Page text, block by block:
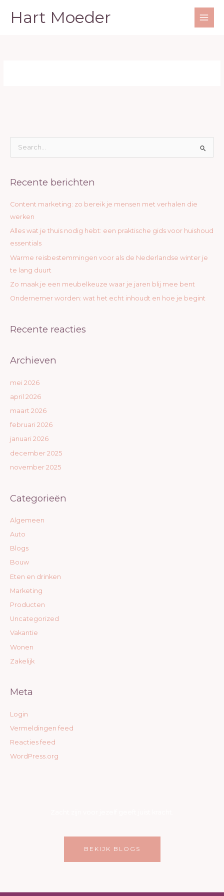
naarHart Moeder
kRecente berichten
Content marketing: zo bereik je mensen met verhalen die
werken
Alles wat je thuis nodig hebt: een praktische gids voor huishoud
essentials
Warme reisbestemmingen voor als de Nederlandse winter je
te lang duurt
Zo maak je een meubelkeuze waar je jaren blij mee bent
Ondernemer worden: wat het echt inhoudt en hoe je begint
Recente reacties
Archieven
mei 2026
april 2026
maart 2026
februari 2026
januari 2026
december 2025
november 2025
Categorieën
Algemeen
Auto
Blogs
Bouw
Eten en drinken
Marketing
Producten
Uncategorized
Vakantie
Wonen
Zakelijk
Meta
Login
Vermeldingen feed
Reacties feed
WordPress.org
BEKIJK BLOGS